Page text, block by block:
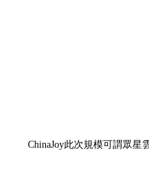
ChinaJoy此次規模可謂眾星雲